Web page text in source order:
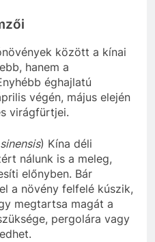
között a kínai
hanem a
éghajlatú
végén, május elején
virágfürtjei.
) Kína déli
nálunk is a meleg,
előnyben. Bár
a növény felfelé kúszik,
megtartsa magát a
pergolára vagy